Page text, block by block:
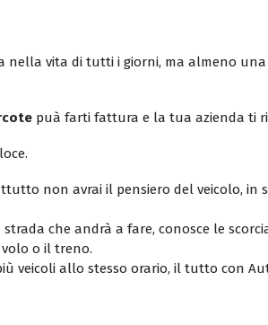
nella vita di tutti i giorni, ma almeno
puà farti fattura e la tua azienda ti
non avrai il pensiero del veicolo,
che andrà a fare, conosce le
o il treno.
veicoli allo stesso orario, il tutto con